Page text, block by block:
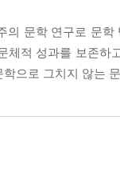
의 문학 연구로 문
체적 성과를 보존
으로 그치지 않는